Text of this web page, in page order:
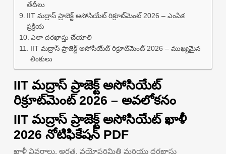
తేదీలు
IIT మద్రాస్ ప్రాజెక్ట్ అసోసియేట్ రిక్రూట్‌మెంట్ 2026 – ఎంపిక
ప్రక్రియ
ఎలా దరఖాస్తు చేయాలి
IIT మద్రాస్ ప్రాజెక్ట్ అసోసియేట్ రిక్రూట్‌మెంట్ 2026 – ముఖ్యమైన
లింకులు
IIT మద్రాస్ ప్రాజెక్ట్ అసోసియేట్
రిక్రూట్‌మెంట్ 2026 – అవలోకనం
IIT మద్రాస్ ప్రాజెక్ట్ అసోసియేట్ ఖాళీ
2026 నోటిఫికేషన్ PDF
ఖాళీ వివరాలు, అర్హత, వయోపరిమితి మరియు దరఖాస్తు